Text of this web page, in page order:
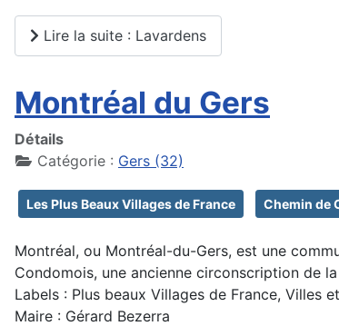
Lire la suite : Lavardens
Montréal du Gers
Détails
Catégorie : Gers (32)
Les Plus Beaux Villages de France Chemin de
Montréal, ou Montréal-du-Gers, est une
Condomois, une ancienne circonscription de
Labels : Plus beaux Villages de France, Villes
Maire : Gérard Bezerra